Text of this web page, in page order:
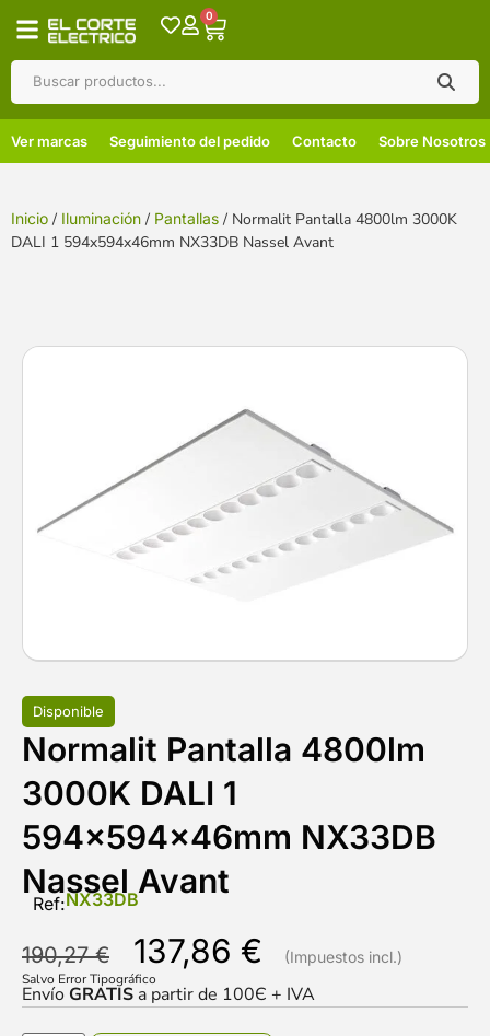
0
Ver marcas Seguimiento del pedido Contacto Sobre Nosotros
Inicio / Iluminación / Pantallas / Normalit Pantalla 4800lm 3000K
DALI 1 594x594x46mm NX33DB Nassel Avant
Disponible
Normalit Pantalla 4800lm
3000K DALI 1
594x594x46mm NX33DB
Nassel Avant
Ref:NX33DB
190,27€ 137,86 €
Salvo Error Tipográfico
EnvíoGRATIS a partir de 100Є + IVA